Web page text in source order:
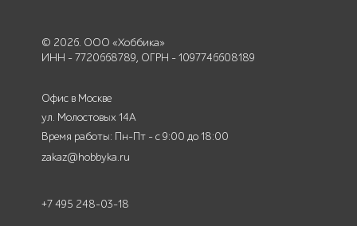
© 2026. ООО «Хоббика»
ИНН - 7720668789, ОГРН - 1097746608189
Офис в Москве
ул. Молостовых 14А
Время работы: Пн-Пт - с 9:00 до 18:00
zakaz@hobbyka.ru
+7 495 248-03-18